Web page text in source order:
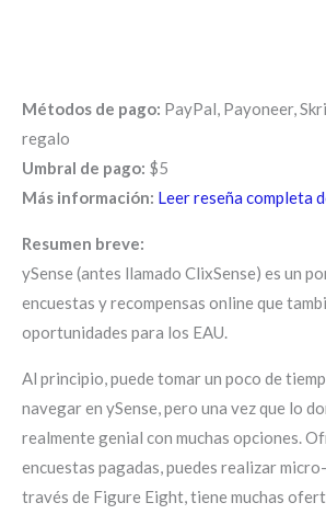
Métodos de pago: PayPal, Payoneer,
regalo
Umbral de pago: $5
Más información: Leer reseña completa
Resumen breve:
ySense (antes llamado ClixSense) es un
encuestas y recompensas online que
oportunidades para los EAU.
Al principio, puede tomar un poco de
navegar en ySense, pero una vez que lo
realmente genial con muchas opciones.
encuestas pagadas, puedes realizar
través de Figure Eight, tiene muchas